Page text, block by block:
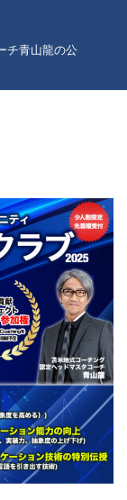
チ青山龍の公